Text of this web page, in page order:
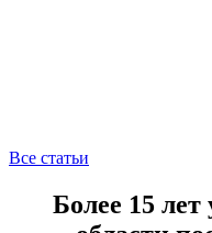
Все статьи
Более 15